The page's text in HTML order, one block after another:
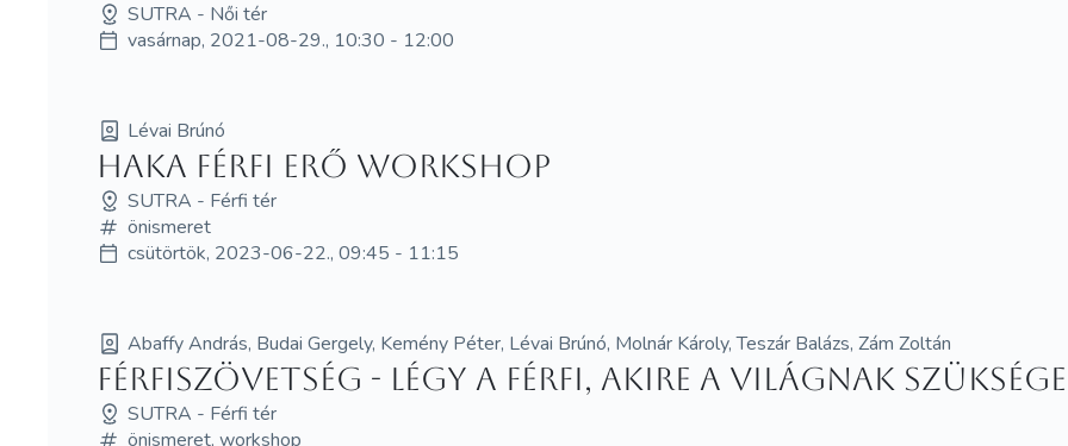
SUTRA - Női tér
vasárnap, 2021-08-29., 10:30 - 12:00
Lévai Brúnó
Haka férfi erő workshop
SUTRA - Férfi tér
önismeret
csütörtök, 2023-06-22., 09:45 - 11:15
Abaffy András, Budai Gergely, Kemény Péter, Lévai Brúnó, Molnár Károly, Teszár Balázs, Zám Zoltán
Férfiszövetség - Légy a Férfi, akire a világnak
SUTRA - Férfi tér
önismeret, workshop